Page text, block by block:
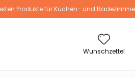
Produkte für Küchen- und
Wunschzettel